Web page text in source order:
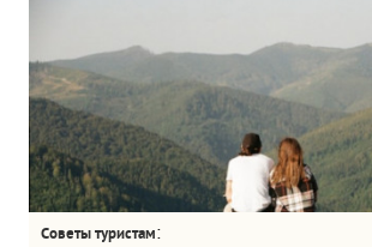
Советы туристам: